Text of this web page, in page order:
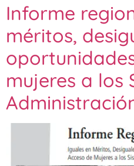
Informe
méritos,
mujeres a los